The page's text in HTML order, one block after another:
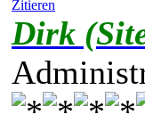
Zitieren
Dirk